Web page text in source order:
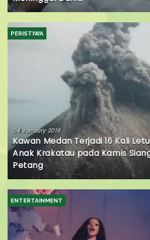
PERISTIWA
04 January 2019
Kawan Medan Terjadi 16 Kali
Anak Krakatau pada Kamis
Petang
ENTERTAINMENT